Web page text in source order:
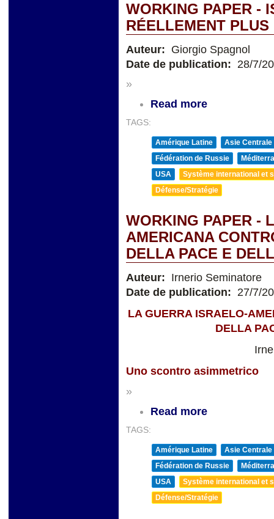
WORKING PAPER -
RÉELLEMENT
Auteur: Giorgio Spagnol
Date de publication: 28/7/
»
Read more
TAGS:
Amérique Latine
Asie Centrale
Fédération de Russie
USA
Système international et
Défense/Stratégie
WORKING PAPER -
AMERICANA
DELLA PACE E
Auteur: Irnerio Seminatore
Date de publication: 27/7/
LA GUERRA ISRAELO-
DELLA
Uno scontro asimmetrico
»
Read more
TAGS:
Amérique Latine
Asie Centrale
Fédération de Russie
USA
Système international et
Défense/Stratégie